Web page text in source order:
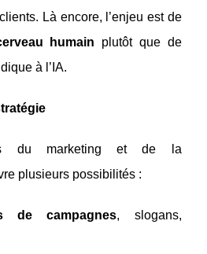
Là encore, l’enjeu est de
humain plutôt que de
à l’IA.
du marketing et de la
plusieurs possibilités :
de campagnes, slogans,